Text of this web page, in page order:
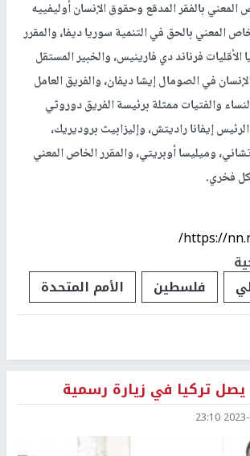
المعني بالفقر المدقع وحقوق الإنسان أوليفييه
المعني بالحق في التنمية سوريا ديفا، والمقرر
فرناند دي فارينيس، والخبير المستقل
في الصومال إيشا ديفان، والفريق العامل
والفتيات ممثلة برئيسة الفريق دوروثي
إيفانا راديتش، وإليزابيث بروديريك،
وميليسا أوبريتي، والمقرر الخاص المعني
فخري.
https://
فلسطين الأمم المتحدة
تركيا في زيارة رسمية
2023-